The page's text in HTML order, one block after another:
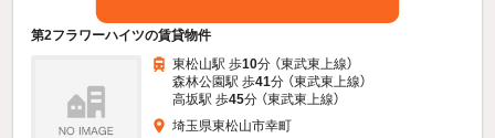
第2フラワーハイツの賃貸物件
東松山駅 歩10分 （東武東上線）
森林公園駅 歩41分 （東武東上線）
高坂駅 歩45分 （東武東上線）
埼玉県東松山市幸町